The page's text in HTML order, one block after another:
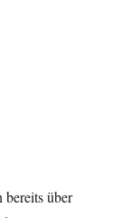
bereits über